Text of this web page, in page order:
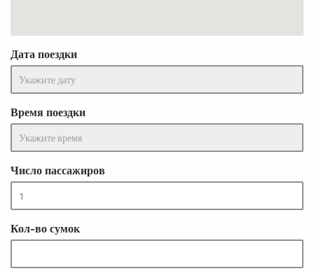
Дата поездки
Время поездки
Число пассажиров
Кол-во сумок